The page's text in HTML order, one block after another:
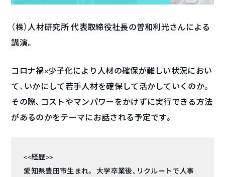
（株）人材研究所 代表取締役社長の曽和利光さんによる
講演。
コロナ禍×少子化により人材の確保が難しい状況におい
て、いかにして若手人材を確保して活かしていくのか。
その際、コストやマンパワーをかけずに実行できる方法
があるのかをテーマにお話される予定です。
<<経歴>>
愛知県豊田市生まれ。 大学卒業後、リクルートで人事